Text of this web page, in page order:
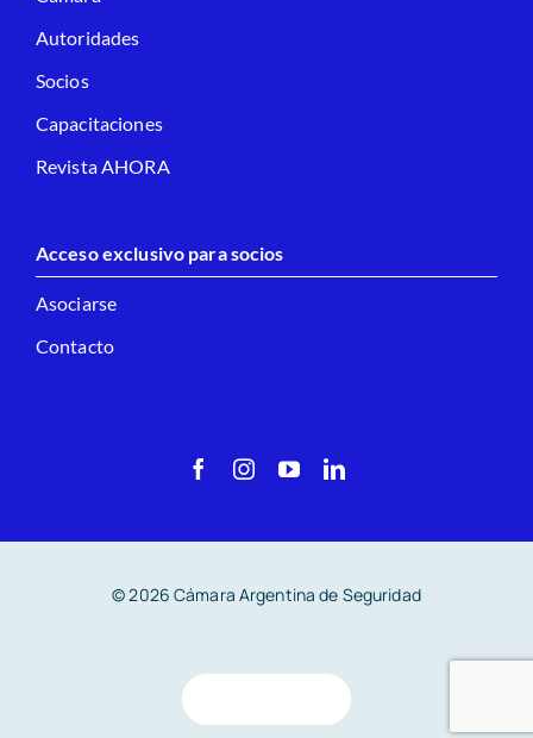
Autoridades
Socios
Capacitaciones
Revista AHORA
Acceso exclusivo para socios
Asociarse
Contacto
© 2026 Cámara Argentina de Seguridad